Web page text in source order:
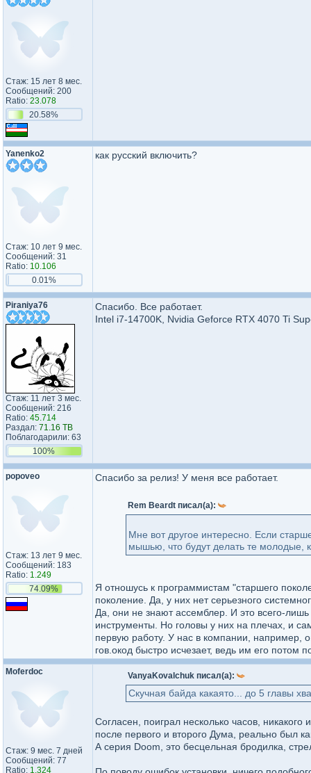
Стаж: 15 лет 8 мес.
Сообщений: 200
Ratio: 23.078
20.58%
Yanenko2
Стаж: 10 лет 9 мес.
Сообщений: 31
Ratio: 10.106
0.01%
как русский включить?
Piraniya76
Стаж: 11 лет 3 мес.
Сообщений: 216
Ratio: 45.714
Раздал: 71.16 TB
Поблагодарили: 63
100%
Спасибо. Все работает.
Intel i7-14700K, Nvidia Geforce RTX 4070 Ti
popoveo
Стаж: 13 лет 9 мес.
Сообщений: 183
Ratio: 1.249
74.09%
Спасибо за релиз! У меня все работает.
Rem Beardt писал(а):
Мне вот другое интересно. Если
мышью, что будут делать те молодые,
Я отношусь к программистам "старшего
поколение. Да, у них нет серьезного
Да, они не знают ассемблер. И это всего-лишь
инструменты. Но головы у них на плечах, и
первую работу. У нас в компании, например,
гов.окод быстро исчезает, ведь им его
Moferdoc
Стаж: 9 мес. 7 дней
Сообщений: 77
Ratio: 1.324
VanyaKovalchuk писал(а):
Скучная байда какаято... до 5 главы
Согласен, поиграл несколько часов,
после первого и второго Дума, реально был
А серия Doom, это бесцельная бродилка,